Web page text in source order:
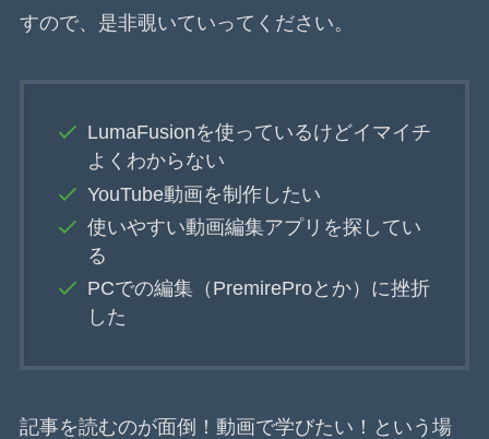
すので、是非覗いていってください。
LumaFusionを使っているけどイマイチ
よくわからない
YouTube動画を制作したい
使いやすい動画編集アプリを探してい
る
PCでの編集（PremireProとか）に挫折
した
記事を読むのが面倒！動画で学びたい！という場